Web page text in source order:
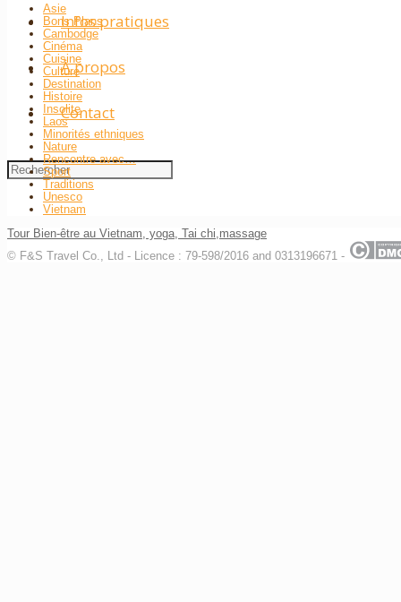
Infos pratiques
À propos
Contact
Asie
Bons Plans
Cambodge
Cinéma
Cuisine
Culture
Destination
Histoire
Insolite
Laos
Minorités ethniques
Nature
Rencontre avec…
Sport
Traditions
Unesco
Vietnam
Tour Bien-être au Vietnam, yoga, Tai chi,massage
© F&S Travel Co., Ltd - Licence : 79-598/2016 and 0313196671 -